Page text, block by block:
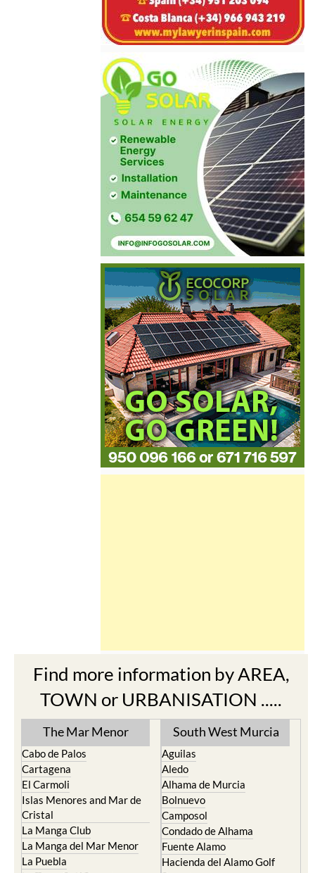
Find more information by AREA,
TOWN or URBANISATION .....
The Mar Menor
Cabo de Palos
El Carmoli
Islas Menores and Mar de
Cristal
La Manga Club
La Manga del Mar Menor
La Puebla
La Torre Golf Resort
La Union
South West Murcia
Aguilas
Alhama de Murcia
Bolnuevo
Camposol
Condado de Alhama
Fuente Alamo
Hacienda del Alamo Golf
Resort
Lorca